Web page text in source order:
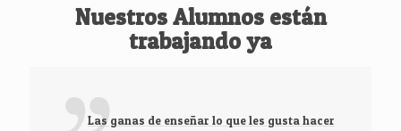
Nuestros Alumnos están
trabajando ya
Las ganas de enseñar lo que les gusta hacer